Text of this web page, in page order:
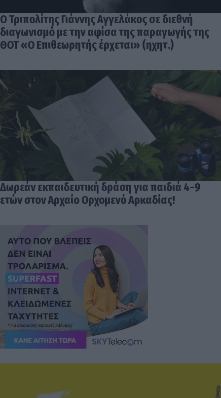
Ο Τριπολίτης Γιάννης Αγγελάκος σε διεθνή
διαγωνισμό με την αφίσα της παραγωγής της
ΘΟΤ «Ο Επιθεωρητής έρχεται» (ηχητ.)
Δωρεάν εκπαιδευτική δράση για παιδιά 4-9
ετών στον Αρχαίο Ορχομενό Αρκαδίας!